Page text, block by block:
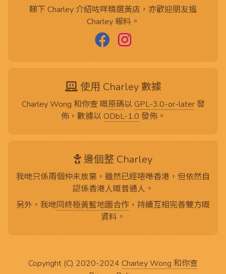
睇下 Charley 介紹咗咩精選黃店，亦歡迎朋友搵
Charley 報料。
使用 Charley 數據
Charley Wong 和你查 嘅原碼以GPL-3.0-or-later發
佈，數據以ODbL-1.0發佈。
邊個整 Charley
我哋只係兩個仲未放棄，雖然已經唔喺香港，但依然自
認係香港人嘅普通人。
另外，我哋同終極黃藍地圖合作，持續互相完善雙方嘅
資料。
Copyright (C) 2020-2024 Charley Wong 和你查